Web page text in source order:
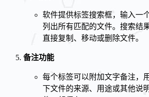
软件提供标签搜索框，输入一
列出所有匹配的文件。搜索结
直接复制、移动或删除文件。
备注功能
每个标签可以附加文字备注，
下文件的来源、用途或其他说